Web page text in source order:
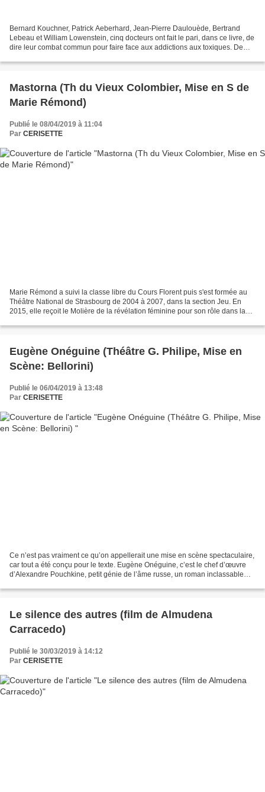
Bernard Kouchner, Patrick Aeberhard, Jean-Pierre Daulouède, Bertrand
Lebeau et William Lowenstein, cinq docteurs ont fait le pari, dans ce livre, de
dire leur combat commun pour faire face aux addictions aux toxiques. De
Mastorna (Th du Vieux Colombier, Mise en S de
Marie Rémond)
Publié le 08/04/2019 à 11:04
Par CERISETTE
Marie Rémond a suivi la classe libre du Cours Florent puis s'est formée au
Théâtre National de Strasbourg de 2004 à 2007, dans la section Jeu. En
2015, elle reçoit le Molière de la révélation féminine pour son rôle dans la
Eugène Onéguine (Théâtre G. Philipe, Mise en
Scène: Bellorini)
Publié le 06/04/2019 à 13:48
Par CERISETTE
Ce n’est pas vraiment ce qu’on appellerait une mise en scène spectaculaire,
car tout a été conçu pour le texte. Eugène Onéguine, c’est le chef d’œuvre
d’Alexandre Pouchkine, petit génie de l’âme russe, un roman inclassable
Le silence des autres (film de Almudena
Carracedo)
Publié le 30/03/2019 à 14:12
Par CERISETTE